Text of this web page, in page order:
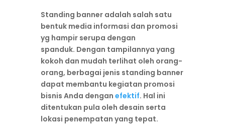
Standing banner adalah salah satu
bentuk media informasi dan promosi
yg hampir serupa dengan
spanduk. Dengan tampilannya yang
kokoh dan mudah terlihat oleh orang-
orang, berbagai jenis standing banner
dapat membantu kegiatan promosi
bisnis Anda dengan efektif. Hal ini
ditentukan pula oleh desain serta
lokasi penempatan yang tepat.